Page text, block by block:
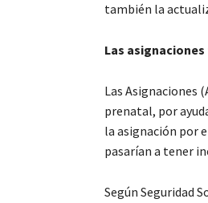
también la
Las
Las Asignaciones
prenatal, por
la asignación por
pasarían a tener
Según Seguridad